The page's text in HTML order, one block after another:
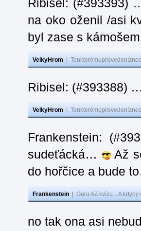
Ribisel: (#393393)
na oko oženil /asi
byl zase s
VelkyHrom
Ribisel: (#393388)
VelkyHrom
Frankenstein:
sudeťácká…
Až
do hořčice a bude
Frankenstein Guru AZ kvízu... A
no tak ona asi